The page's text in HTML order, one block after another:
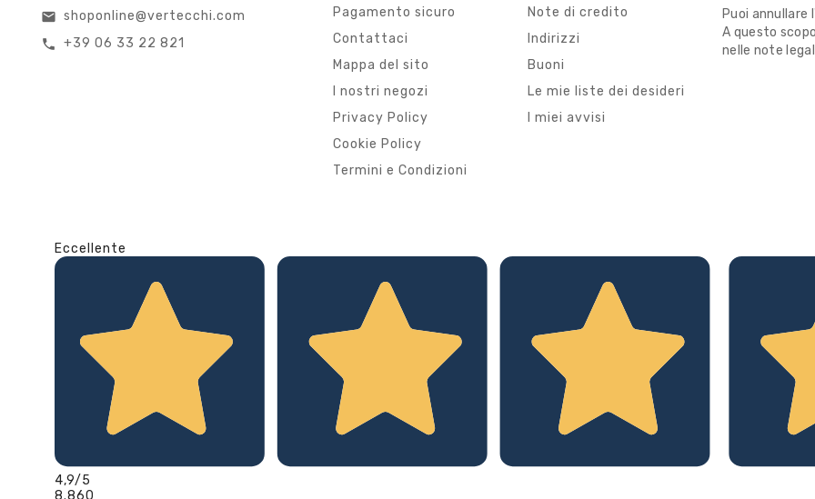
email shoponline@vertecchi.com
call +39 06 33 22 821
Pagamento sicuro
Contattaci
Mappa del sito
I nostri negozi
Privacy Policy
Cookie Policy
Termini e Condizioni
Note di credito
Indirizzi
Buoni
Le mie liste dei desideri
I miei avvisi
Puoi annullare
A questo
nelle note
Eccellente
4,9/5
8.860